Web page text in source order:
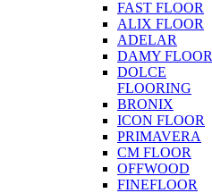
FAST FLOOR
ALIX FLOOR
ADELAR
DAMY FLOOR
DOLCE
FLOORING
BRONIX
ICON FLOOR
PRIMAVERA
CM FLOOR
OFFWOOD
FINEFLOOR